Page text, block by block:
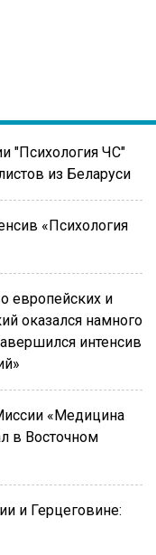
"Психология ЧС"
из Беларуси
«Психология
европейских и
оказался намного
интенсив
«Медицина
в Восточном
и Герцеговине: